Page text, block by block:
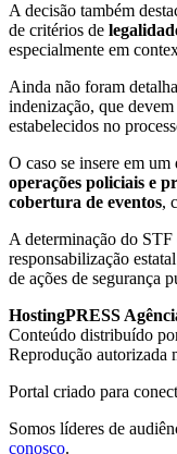
A decisão também
de critérios de
especialmente em
Ainda não foram
indenização, que
estabelecidos no
O caso se insere em
operações policiais e
cobertura de eventos,
A determinação do STF
responsabilização
de ações de segurança
HostingPRESS
Conteúdo distribuído
Reprodução autorizada
Portal criado para
Somos líderes de
conosco.